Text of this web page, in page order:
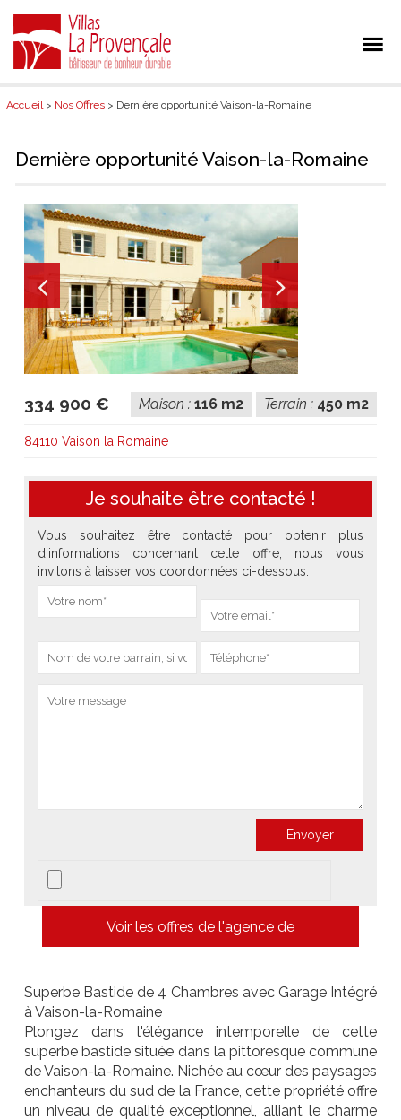
Accueil> Nos Offres > Dernière opportunité Vaison-la-Romaine
Dernière opportunité Vaison-la-Romaine
334 900 € Terrain : 450 m2
Maison : 116 m2
84110 Vaison la Romaine
Je souhaite être contacté !
Vous souhaitez être contacté pour obtenir plus
d'informations concernant cette offre, nous vous
invitons à laisser vos coordonnées ci-dessous.
Voir les offres de l'agence de
Superbe Bastide de 4 Chambres avec Garage Intégré
à Vaison-la-Romaine
Plongez dans l'élégance intemporelle de cette
superbe bastide située dans la pittoresque commune
de Vaison-la-Romaine. Nichée au cœur des paysages
enchanteurs du sud de la France, cette propriété offre
un niveau de qualité exceptionnel, alliant le charme